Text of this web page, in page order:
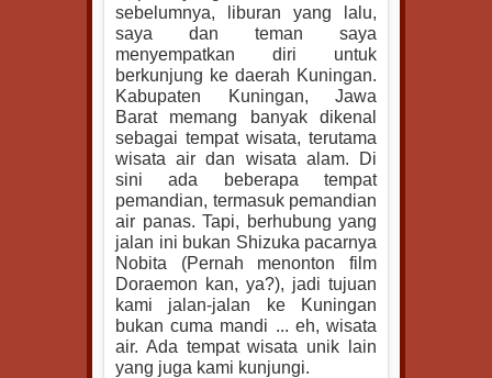
sebelumnya, liburan yang lalu,
saya dan teman saya
menyempatkan diri untuk
berkunjung ke daerah Kuningan.
Kabupaten Kuningan, Jawa
Barat memang banyak dikenal
sebagai tempat wisata, terutama
wisata air dan wisata alam. Di
sini ada beberapa tempat
pemandian, termasuk pemandian
air panas. Tapi, berhubung yang
jalan ini bukan Shizuka pacarnya
Nobita (Pernah menonton film
Doraemon kan, ya?), jadi tujuan
kami jalan-jalan ke Kuningan
bukan cuma mandi ... eh, wisata
air. Ada tempat wisata unik lain
yang juga kami kunjungi.